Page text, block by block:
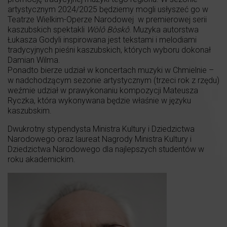
artystycznym 2024/2025 będziemy mogli usłyszeć go w
Teatrze Wielkim-Operze Narodowej w premierowej serii
kaszubskich spektakli Wòlô Bòskô. Muzyka autorstwa
Łukasza Godyli inspirowana jest tekstami i melodiami
tradycyjnych pieśni kaszubskich, których wyboru dokonał
Damian Wilma.
Ponadto bierze udział w koncertach muzyki w Chmielnie –
w nadchodzącym sezonie artystycznym (trzeci rok z rzędu)
weźmie udział w prawykonaniu kompozycji Mateusza
Ryczka, która wykonywana będzie właśnie w języku
kaszubskim.
Dwukrotny stypendysta Ministra Kultury i Dziedzictwa
Narodowego oraz laureat Nagrody Ministra Kultury i
Dziedzictwa Narodowego dla najlepszych studentów w
roku akademickim.